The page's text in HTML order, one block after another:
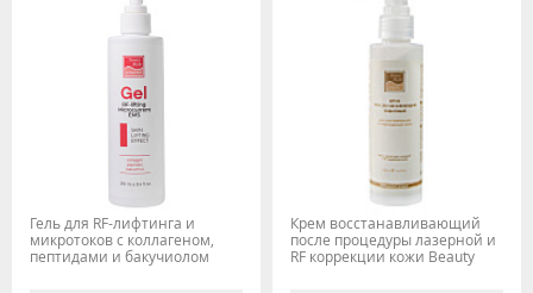
Гель для RF-лифтинга и
микротоков с коллагеном,
пептидами и бакучиолом
Крем восстанавливающий
после процедуры лазерной и
RF коррекции кожи Beauty